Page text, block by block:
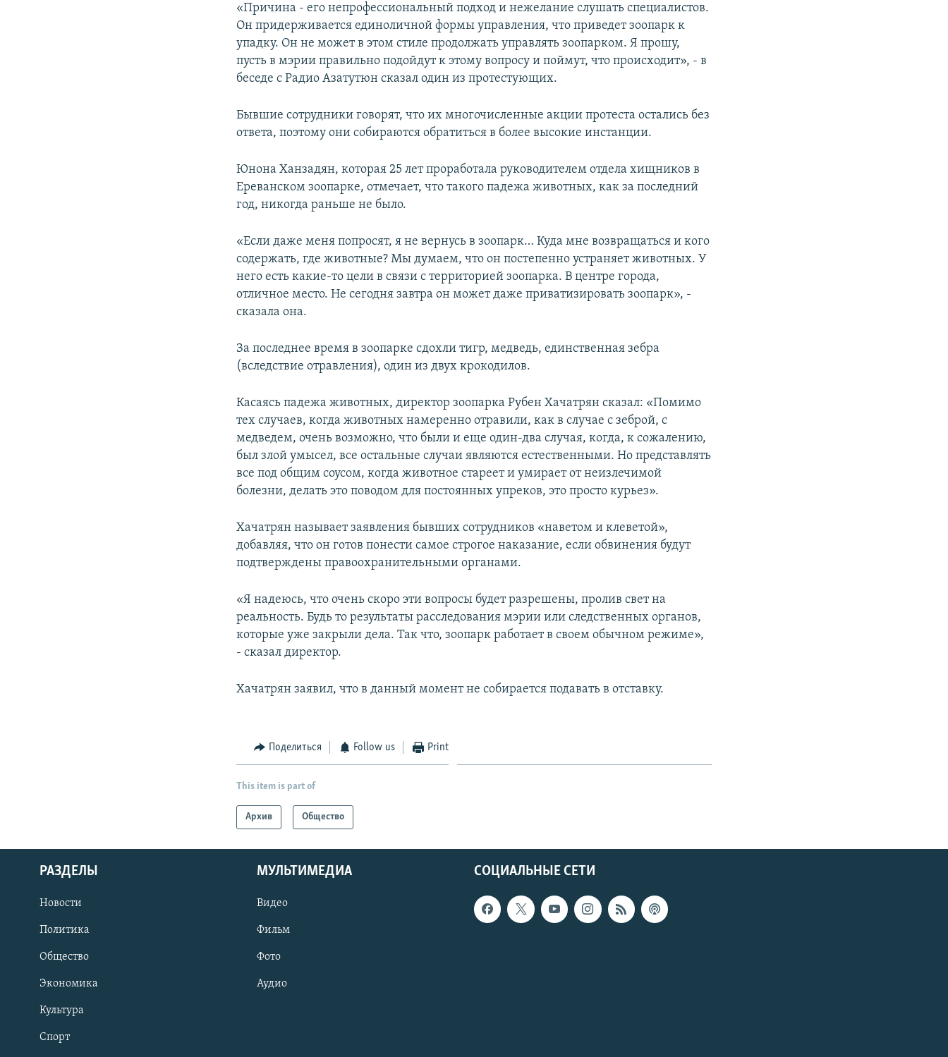
«Причина - его непрофессиональный подход и нежелание слушать специалистов.
Он придерживается единоличной формы управления, что приведет зоопарк к
упадку. Он не может в этом стиле продолжать управлять зоопарком. Я прошу,
пусть в мэрии правильно подойдут к этому вопросу и поймут, что происходит», - в
беседе с Радио Азатутюн сказал один из протестующих.
Бывшие сотрудники говорят, что их многочисленные акции протеста остались без
ответа, поэтому они собираются обратиться в более высокие инстанции.
Юнона Ханзадян, которая 25 лет проработала руководителем отдела хищников в
Ереванском зоопарке, отмечает, что такого падежа животных, как за последний
год, никогда раньше не было.
«Если даже меня попросят, я не вернусь в зоопарк… Куда мне возвращаться и кого
содержать, где животные? Мы думаем, что он постепенно устраняет животных. У
него есть какие-то цели в связи с территорией зоопарка. В центре города,
отличное место. Не сегодня завтра он может даже приватизировать зоопарк», -
сказала она.
За последнее время в зоопарке сдохли тигр, медведь, единственная зебра
(вследствие отравления), один из двух крокодилов.
Касаясь падежа животных, директор зоопарка Рубен Хачатрян сказал: «Помимо
тех случаев, когда животных намеренно отравили, как в случае с зеброй, с
медведем, очень возможно, что были и еще один-два случая, когда, к сожалению,
был злой умысел, все остальные случаи являются естественными. Но представлять
все под общим соусом, когда животное стареет и умирает от неизлечимой
болезни, делать это поводом для постоянных упреков, это просто курьез».
Хачатрян называет заявления бывших сотрудников «наветом и клеветой»,
добавляя, что он готов понести самое строгое наказание, если обвинения будут
подтверждены правоохранительными органами.
«Я надеюсь, что очень скоро эти вопросы будет разрешены, пролив свет на
реальность. Будь то результаты расследования мэрии или следственных органов,
которые уже закрыли дела. Так что, зоопарк работает в своем обычном режиме»,
- сказал директор.
Хачатрян заявил, что в данный момент не собирается подавать в отставку.
Поделиться Follow us Print
This item is part of
Архив Общество
СОЦИАЛЬНЫЕ СЕТИ
РАЗДЕЛЫ
Новости
Политика
Общество
Экономика
Культура
Спорт
МУЛЬТИМЕДИА
Видео
Фильм
Фото
Аудио